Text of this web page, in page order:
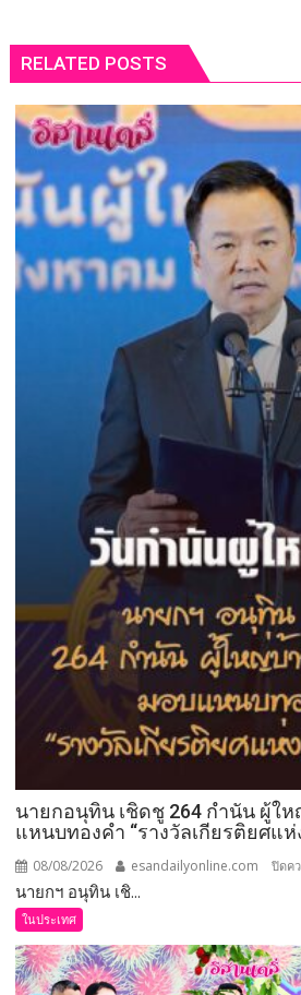
RELATED POSTS
นายกอนุทิน เชิดชู 264 กำนัน ผู้ใ
แหนบทองคำ “รางวัลเกียรติยศแห่
08/08/2026 esandailyonline.com ปิดค
นายกฯ อนุทิน เชิ...
ในประเทศ